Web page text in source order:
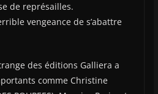
de représailles.
vengeance de s’abattre
des éditions Galliera a
comme Christine